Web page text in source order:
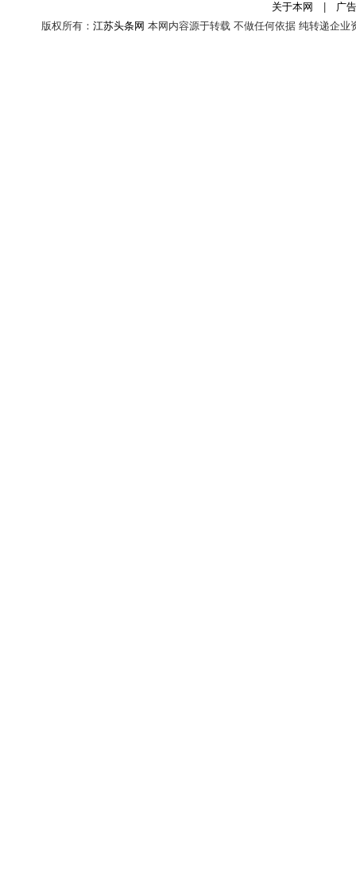
关于本网
广
版权所有： 江苏头条网 本网内容源于转载 不做任何依据 纯转递企